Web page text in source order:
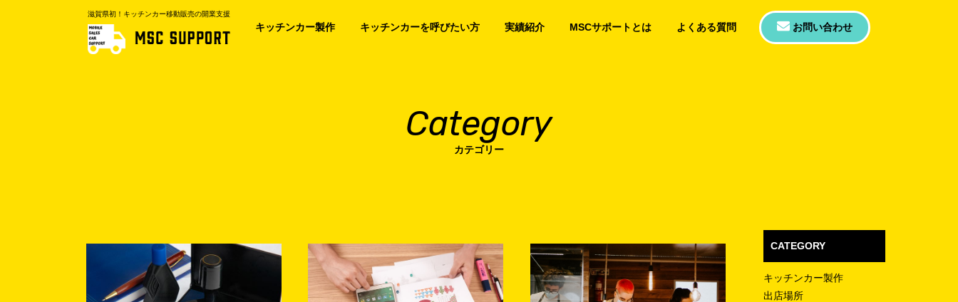
滋賀県初！キッチンカー移動販売の開業支援
キッチンカー製作 キッチンカーを呼びたい方 実績紹介 MSCサポートとは よくある質問 お問い合わせ
Category
カテゴリー
CATEGORY
キッチンカー製作
出店場所